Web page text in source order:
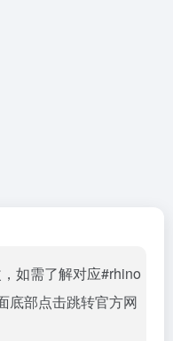
如需了解对应#rhino
底部点击跳转官方网